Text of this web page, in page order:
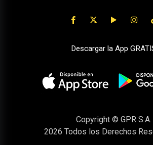
Descargar la App
Copyright © GPR S.A.
2026 Todos los Derechos